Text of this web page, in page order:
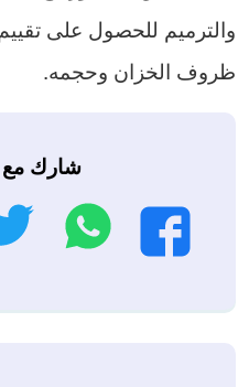
والترميم للحصول على
ظروف الخزان وحجمه.
شارك مع
فيسبوك